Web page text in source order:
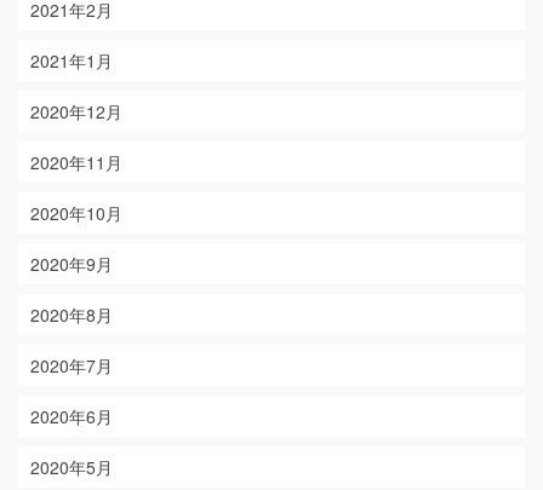
2021年2月
2021年1月
2020年12月
2020年11月
2020年10月
2020年9月
2020年8月
2020年7月
2020年6月
2020年5月